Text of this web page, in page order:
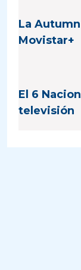
La
Movistar+
El 6
televisión